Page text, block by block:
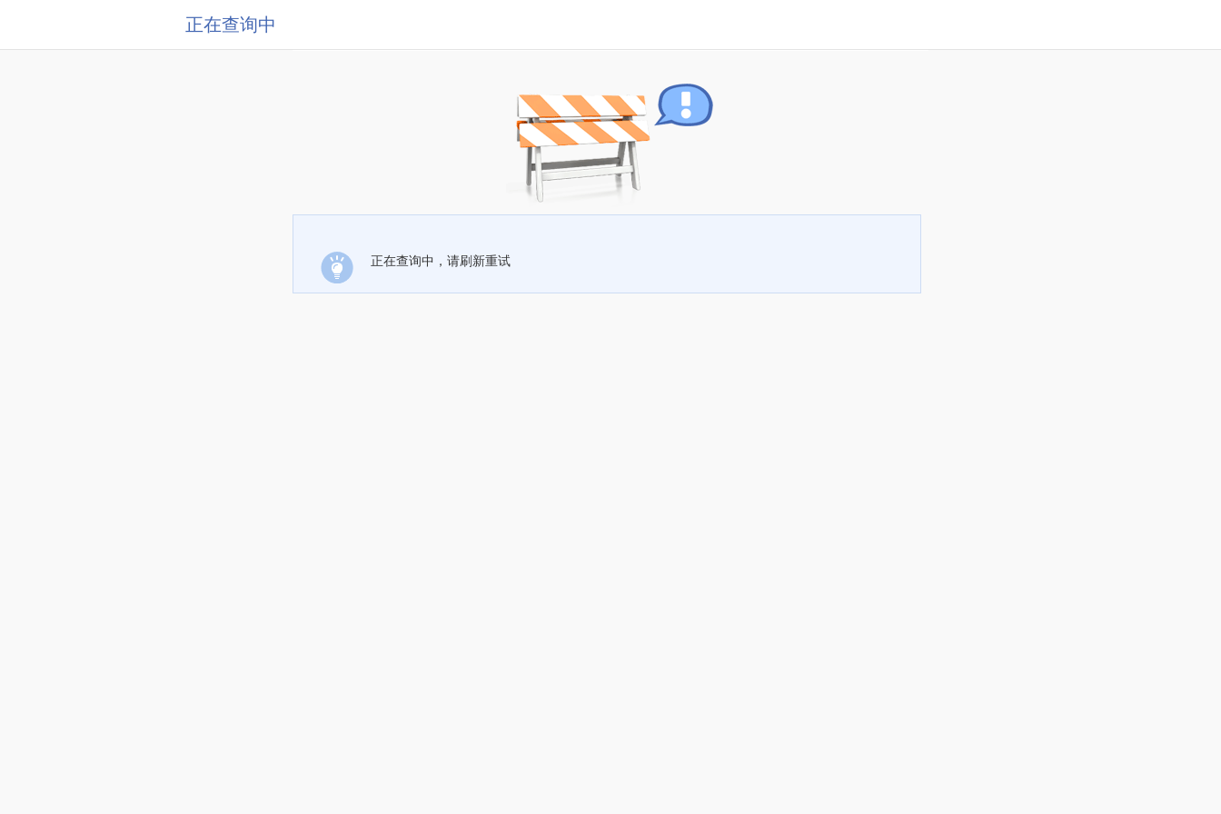
正在查询中
正在查询中，请刷新重试